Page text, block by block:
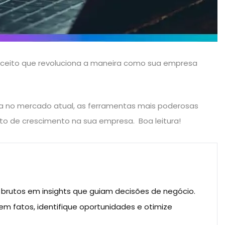
que revoluciona a maneira como sua empresa
no mercado atual, as ferramentas mais poderosas
de crescimento na sua empresa. Boa leitura!
em insights que guiam decisões de negócio.
fatos, identifique oportunidades e otimize